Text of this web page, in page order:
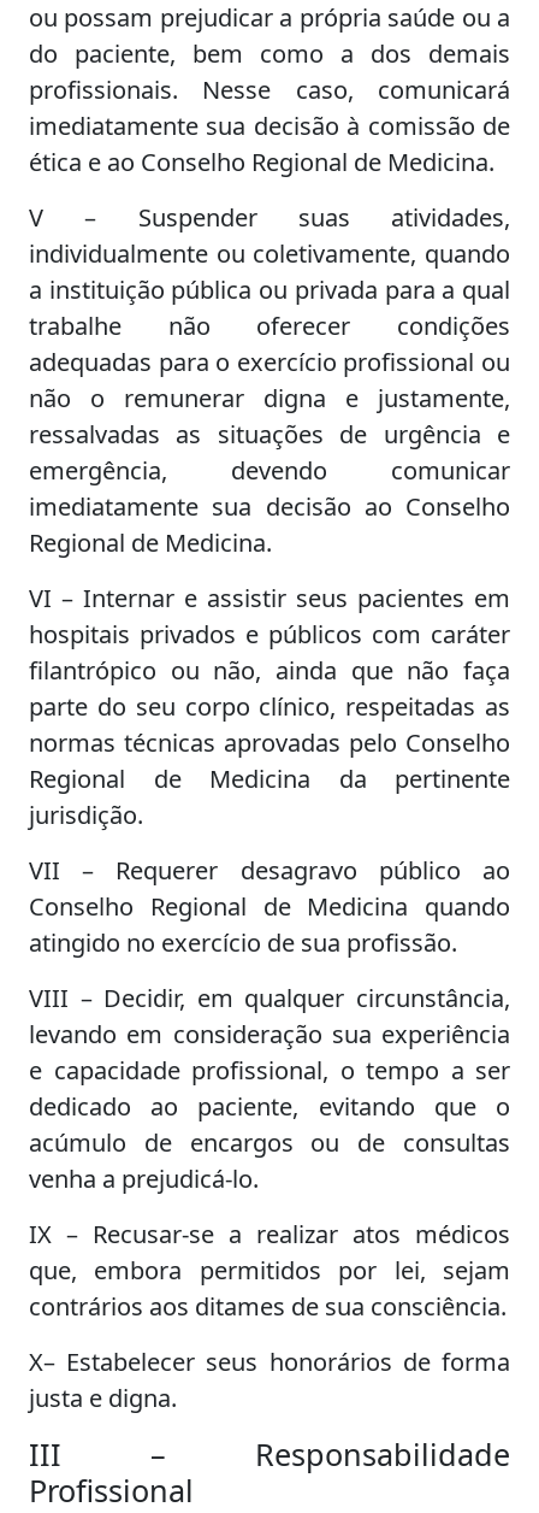
ou possam prejudicar a própria saúde ou a
do paciente, bem como a dos demais
profissionais. Nesse caso, comunicará
imediatamente sua decisão à comissão de
ética e ao Conselho Regional de Medicina.
V – Suspender suas atividades,
individualmente ou coletivamente, quando
a instituição pública ou privada para a qual
trabalhe não oferecer condições
adequadas para o exercício profissional ou
não o remunerar digna e justamente,
ressalvadas as situações de urgência e
emergência, devendo comunicar
imediatamente sua decisão ao Conselho
Regional de Medicina.
VI – Internar e assistir seus pacientes em
hospitais privados e públicos com caráter
filantrópico ou não, ainda que não faça
parte do seu corpo clínico, respeitadas as
normas técnicas aprovadas pelo Conselho
Regional de Medicina da pertinente
jurisdição.
VII – Requerer desagravo público ao
Conselho Regional de Medicina quando
atingido no exercício de sua profissão.
VIII – Decidir, em qualquer circunstância,
levando em consideração sua experiência
e capacidade profissional, o tempo a ser
dedicado ao paciente, evitando que o
acúmulo de encargos ou de consultas
venha a prejudicá-lo.
IX – Recusar-se a realizar atos médicos
que, embora permitidos por lei, sejam
contrários aos ditames de sua consciência.
X– Estabelecer seus honorários de forma
justa e digna.
III – Responsabilidade
Profissional